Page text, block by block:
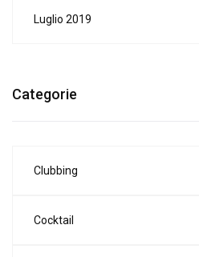
Luglio 2019
Categorie
Clubbing
Cocktail